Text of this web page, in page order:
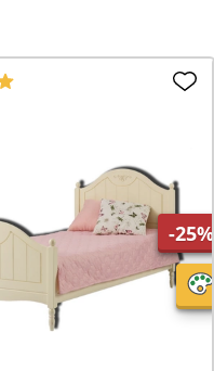
-25%